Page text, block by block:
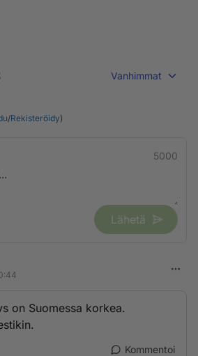
Vanhimmat
/Rekisteröidy)
5000
Lähetä
on Suomessa korkea.
Kommentoi